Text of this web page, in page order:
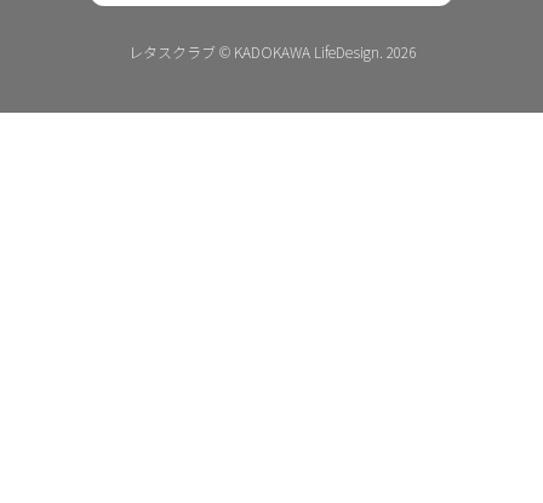
レタスクラブ © KADOKAWA LifeDesign. 2026